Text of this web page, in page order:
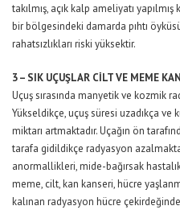
takılmış, açık kalp ameliyatı
bir bölgesindeki damarda pıhtı
rahatsızlıkları riski yüksektir.
3 – SIK UÇUŞLAR CİLT VE MEME
Uçuş sırasında manyetik ve kozmik
Yükseldikçe, uçuş süresi uzadıkça
miktarı artmaktadır. Uçağın ön
tarafa gidildikçe radyasyon
anormallikleri, mide-bağırsak
meme, cilt, kan kanseri, hücre
kalınan radyasyon hücre